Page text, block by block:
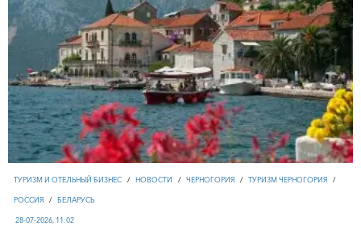
ТУРИЗМ И ОТЕЛЬНЫЙ БИЗНЕС / НОВОСТИ / ЧЕРНОГОРИЯ / ТУРИЗМ ЧЕРНОГОРИЯ /
РОССИЯ / БЕЛАРУСЬ
28-07-2026, 11:02